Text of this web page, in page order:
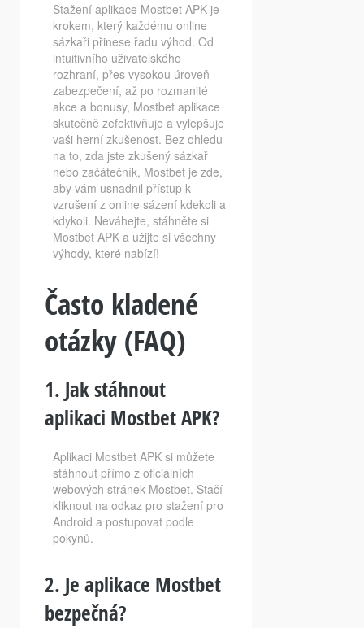
Stažení aplikace Mostbet APK je
krokem, který každému online
sázkaři přinese řadu výhod. Od
intuitivního uživatelského
rozhraní, přes vysokou úroveň
zabezpečení, až po rozmanité
akce a bonusy, Mostbet aplikace
skutečně zefektivňuje a vylepšuje
vaši herní zkušenost. Bez ohledu
na to, zda jste zkušený sázkař
nebo začátečník, Mostbet je zde,
aby vám usnadnil přístup k
vzrušení z online sázení kdekoli a
kdykoli. Neváhejte, stáhněte si
Mostbet APK a užijte si všechny
výhody, které nabízí!
Často kladené
otázky (FAQ)
1. Jak stáhnout
aplikaci Mostbet APK?
Aplikaci Mostbet APK si můžete
stáhnout přímo z oficiálních
webových stránek Mostbet. Stačí
kliknout na odkaz pro stažení pro
Android a postupovat podle
pokynů.
2. Je aplikace Mostbet
bezpečná?